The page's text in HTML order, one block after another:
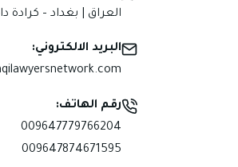
العراق | بغداد – كرادة
البريد الالكتروني:
رقم الهاتف:
009647779766204
009647874671595